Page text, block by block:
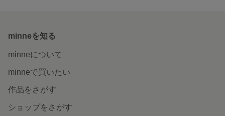
minneを知る
minneについて
minneで買いたい
作品をさがす
ショップをさがす